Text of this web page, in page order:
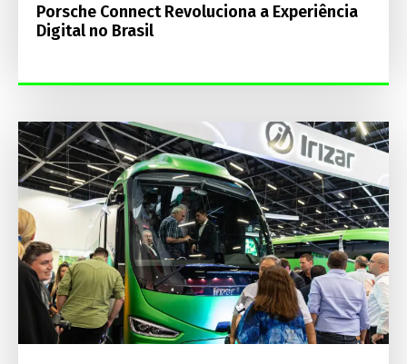
Porsche Connect Revoluciona a Experiência
Digital no Brasil